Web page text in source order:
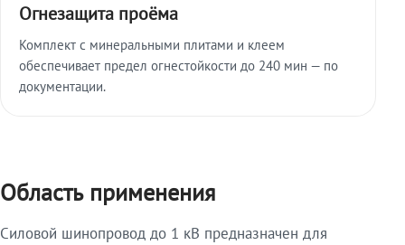
Огнезащита проёма
Комплект с минеральными плитами и клеем
обеспечивает предел огнестойкости до 240 мин — по
документации.
Область применения
Силовой шинопровод до 1 кВ предназначен для